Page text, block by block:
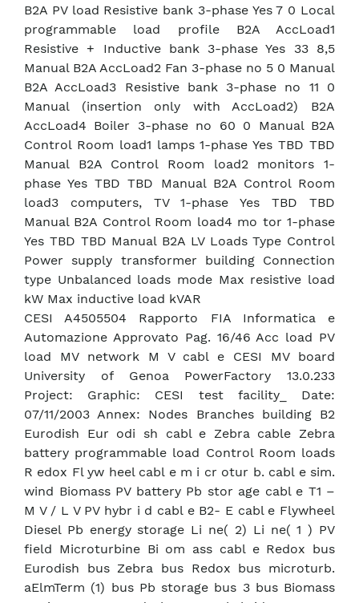
B2A PV load Resistive bank 3-phase Yes 7 0 Local
programmable load profile B2A AccLoad1
Resistive + Inductive bank 3-phase Yes 33 8,5
Manual B2A AccLoad2 Fan 3-phase no 5 0 Manual
B2A AccLoad3 Resistive bank 3-phase no 11 0
Manual (insertion only with AccLoad2) B2A
AccLoad4 Boiler 3-phase no 60 0 Manual B2A
Control Room load1 lamps 1-phase Yes TBD TBD
Manual B2A Control Room load2 monitors 1-
phase Yes TBD TBD Manual B2A Control Room
load3 computers, TV 1-phase Yes TBD TBD
Manual B2A Control Room load4 mo tor 1-phase
Yes TBD TBD Manual B2A LV Loads Type Control
Power supply transformer building Connection
type Unbalanced loads mode Max resistive load
kW Max inductive load kVAR
CESI A4505504 Rapporto FIA Informatica e
Automazione Approvato Pag. 16/46 Acc load PV
load MV network M V cabl e CESI MV board
University of Genoa PowerFactory 13.0.233
Project: Graphic: CESI test facility_ Date:
07/11/2003 Annex: Nodes Branches building B2
Eurodish Eur odi sh cabl e Zebra cable Zebra
battery programmable load Control Room loads
R edox Fl yw heel cabl e m i cr otur b. cabl e sim.
wind Biomass PV battery Pb stor age cabl e T1 –
M V / L V PV hybr i d cabl e B2- E cabl e Flywheel
Diesel Pb energy storage Li ne( 2) Li ne( 1 ) PV
field Microturbine Bi om ass cabl e Redox bus
Eurodish bus Zebra bus Redox bus microturb.
aElmTerm (1) bus Pb storage bus 3 bus Biomass